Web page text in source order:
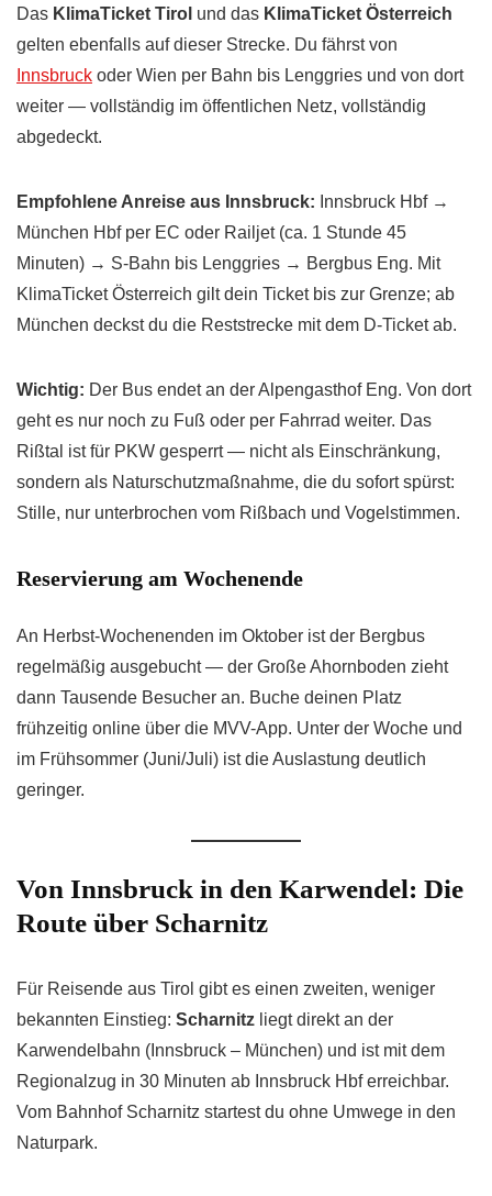
Das KlimaTicket Tirol und das KlimaTicket Österreich
gelten ebenfalls auf dieser Strecke. Du fährst von
Innsbruck oder Wien per Bahn bis Lenggries und von dort
weiter — vollständig im öffentlichen Netz, vollständig
abgedeckt.
Empfohlene Anreise aus Innsbruck: Innsbruck Hbf →
München Hbf per EC oder Railjet (ca. 1 Stunde 45
Minuten) → S-Bahn bis Lenggries → Bergbus Eng. Mit
KlimaTicket Österreich gilt dein Ticket bis zur Grenze; ab
München deckst du die Reststrecke mit dem D-Ticket ab.
Wichtig: Der Bus endet an der Alpengasthof Eng. Von dort
geht es nur noch zu Fuß oder per Fahrrad weiter. Das
Rißtal ist für PKW gesperrt — nicht als Einschränkung,
sondern als Naturschutzmaßnahme, die du sofort spürst:
Stille, nur unterbrochen vom Rißbach und Vogelstimmen.
Reservierung am Wochenende
An Herbst-Wochenenden im Oktober ist der Bergbus
regelmäßig ausgebucht — der Große Ahornboden zieht
dann Tausende Besucher an. Buche deinen Platz
frühzeitig online über die MVV-App. Unter der Woche und
im Frühsommer (Juni/Juli) ist die Auslastung deutlich
geringer.
Von Innsbruck in den Karwendel: Die
Route über Scharnitz
Für Reisende aus Tirol gibt es einen zweiten, weniger
bekannten Einstieg: Scharnitz liegt direkt an der
Karwendelbahn (Innsbruck – München) und ist mit dem
Regionalzug in 30 Minuten ab Innsbruck Hbf erreichbar.
Vom Bahnhof Scharnitz startest du ohne Umwege in den
Naturpark.